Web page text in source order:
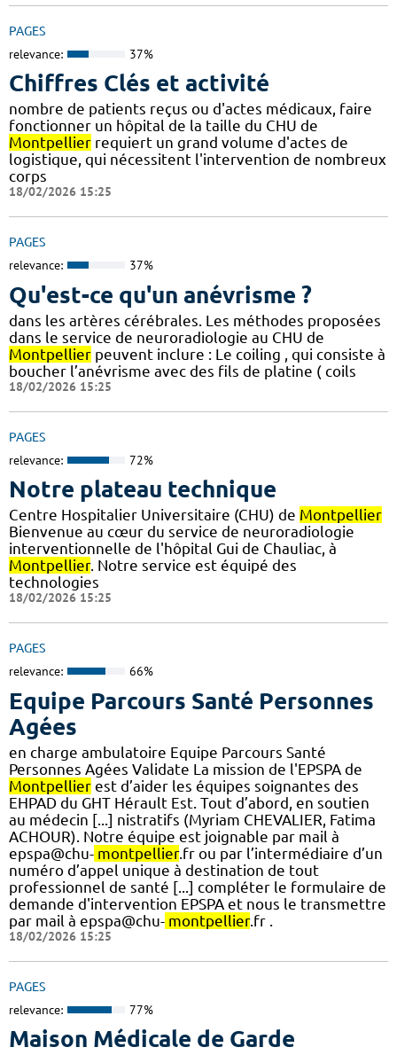
PAGES
relevance: 37%
Chiffres Clés et activité
nombre de patients reçus ou d'actes médicaux, faire
fonctionner un hôpital de la taille du CHU de
Montpellier requiert un grand volume d'actes de
logistique, qui nécessitent l'intervention de nombreux
corps
18/02/2026 15:25
PAGES
relevance: 37%
Qu'est-ce qu'un anévrisme ?
dans les artères cérébrales. Les méthodes proposées
dans le service de neuroradiologie au CHU de
Montpellier peuvent inclure : Le coiling , qui consiste à
boucher l’anévrisme avec des fils de platine ( coils
18/02/2026 15:25
PAGES
relevance: 72%
Notre plateau technique
Centre Hospitalier Universitaire (CHU) de Montpellier
Bienvenue au cœur du service de neuroradiologie
interventionnelle de l'hôpital Gui de Chauliac, à
Montpellier. Notre service est équipé des
technologies
18/02/2026 15:25
PAGES
relevance: 66%
Equipe Parcours Santé Personnes
Agées
en charge ambulatoire Equipe Parcours Santé
Personnes Agées Validate La mission de l'EPSPA de
Montpellier est d’aider les équipes soignantes des
EHPAD du GHT Hérault Est. Tout d’abord, en soutien
au médecin [...] nistratifs (Myriam CHEVALIER, Fatima
ACHOUR). Notre équipe est joignable par mail à
epspa@chu- montpellier.fr ou par l’intermédiaire d’un
numéro d’appel unique à destination de tout
professionnel de santé [...] compléter le formulaire de
demande d'intervention EPSPA et nous le transmettre
par mail à epspa@chu- montpellier.fr .
18/02/2026 15:25
PAGES
relevance: 77%
Maison Médicale de Garde